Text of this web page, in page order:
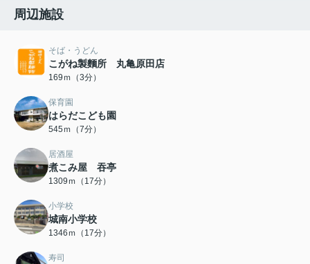
周辺施設
そば・うどん
こがね製麵所 丸亀原田店
169ｍ（3分）
保育園
はらだこども園
545ｍ（7分）
居酒屋
煮こみ屋 吞亭
1309ｍ（17分）
小学校
城南小学校
1346ｍ（17分）
寿司